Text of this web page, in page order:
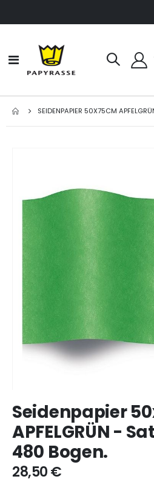
Navigation
umschalten
SEIDENPAPIER 50X75CM
Bildgalerie
springen
Anfang
der
Bildgalerie
springen
Seidenpapier
APFELGRÜN -
480 Bogen.
28,50 €